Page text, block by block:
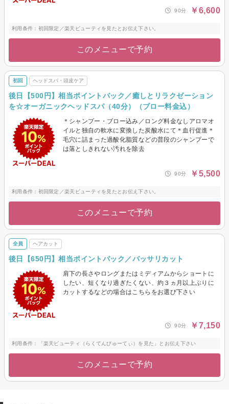
90分 ￥6,600
利用条件：初回限定／楽天ビューティを見たとお伝え下さい。
このメニューで予約
初回 ヘッドスパ・頭皮ケア
後日【500円】相当ポイントバック／癒しとリラクゼーション
を☆オーガニックヘッドスパ（40分）（ブロー料金込）
＊シャンプー・ブロー込み／ロング料金なしアロマオ
イルと独自の軟水に変換した炭酸水にて＊血行促進＊
毛穴に詰まった過酸化脂質などの普段のシャンプーで
は落としきれない汚れを除去
90分 ￥5,500
利用条件：初回限定／楽天ビューティを見たとお伝え下さい。
このメニューで予約
全員 ヘアカット
後日【650円】相当ポイントバック／バッサリカット
肩下の長さやロングまたはミディアムからショートに
したい、短くなり過ぎたくない、約３ヵ月以上ぶりに
カットするなどの場合はこちらをお選び下さい
90分 ￥7,150
利用条件：「楽天ビューティ（らくてんびゅーてぃ）を見た」とお伝え下さい
このメニューで予約